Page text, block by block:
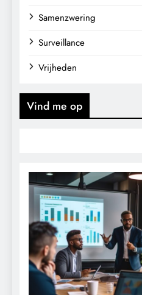
Samenzwering
Surveillance
Vrijheden
Vind me op